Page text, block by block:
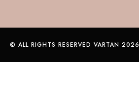
© ALL RIGHTS RESERVED VARTAN 2026